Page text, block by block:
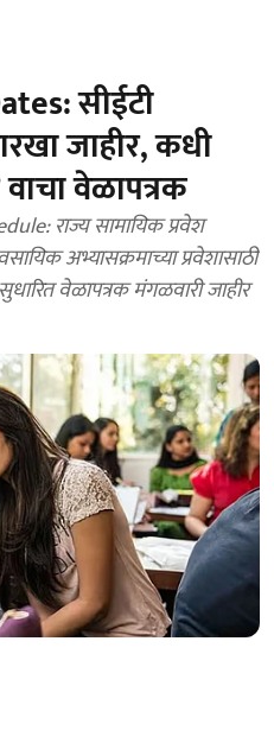
सीईटी
जाहीर, कधी
वाचा वेळापत्रक
राज्य सामायिक प्रवेश
अभ्यासक्रमाच्या प्रवेशासाठी
वेळापत्रक मंगळवारी जाहीर